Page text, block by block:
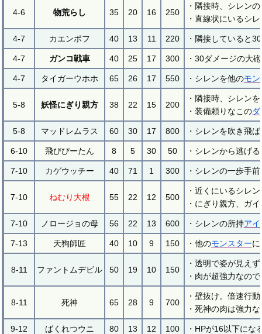
4-6 物荒らし 35 20 16 250
・隣接時、シレンの
・直線状にいるシ
4-7 カエンポフ 40 13 11 220 ・隣接していると
4-7 ガンコ戦車 40 25 17 300 ・30ダメージの大
4-7 タイガーウホホ 65 26 17 550 ・シレンを他のモン
5-8 妖怪にぎり親方 38 22 15 200
・隣接時、シレン
・装備頼りなこのダ
5-8 マッドレムラス 60 30 17 800 ・シレンを吹き飛
6-10 飛びぴーたん 8 5 30 50 ・シレンから逃げ
7-10 カゲウッチー 40 71 1 300 ・シレンの一歩手
7-10 ねむり大根 55 22 12 500
・近くにいるシレ
・にぎり親方、ガ
7-10 ノロージョの母 56 22 13 600 ・シレンの所持アイ
7-13 天狗師匠 40 10 9 150 ・他のモンスター
8-11 ファントムデビル 50 19 10 150
・透明で姿が見え
・肉が超強力なの
8-11 死神 65 28 9 700
・壁抜け。倍速行
・死神の肉は強力
9-12 ばくれつウニ 80 13 12 100 ・HPが16以下にな